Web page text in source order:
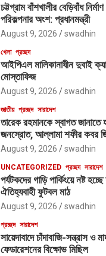
চট্টগ্রাম বাঁশখালীর বেড়িবাঁধ
পরিকল্পনার অংশ: প্রধানমন্ত্রী
August 9, 2026 swadhin
খেলা প্রচ্ছদ
আইপিএল মালিকানাধীন দুবাই
মোস্তাফিজ
August 9, 2026 swadhin
জাতীয় প্রচ্ছদ সারাদেশ
তারেক রহমানকে স্বাগত জানাতে
জনস্রোত, আল্লামা শফীর কবর
August 9, 2026 swadhin
UNCATEGORIZED প্রচ্ছদ সারাদেশ
পর্যটকদের গাড়ি পার্কিংয়ে নষ্ট
ঐতিহ্যবাহী ফুটবল মাঠ
August 9, 2026 swadhin
প্রচ্ছদ সারাদেশ
সায়েদাবাদে চাঁদাবাজি-সন্ত্রাস ও
ফেডারেশনের বিক্ষোভ মিছিল